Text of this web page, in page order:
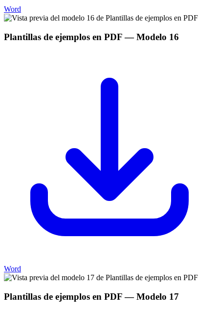
Word
Plantillas de ejemplos en PDF— Modelo 16
Word
Plantillas de ejemplos en PDF— Modelo 17